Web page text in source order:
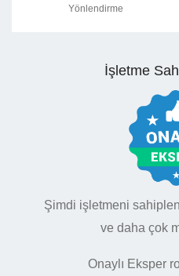
Yönlendirme
İşletme
Şimdi işletmeni
ve daha çok
Onaylı Eksper